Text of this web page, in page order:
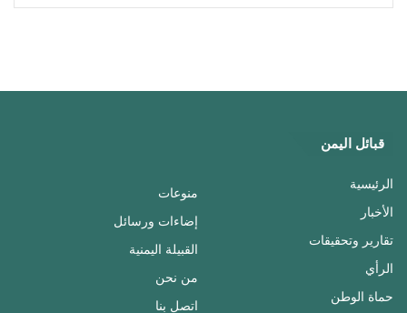
قبائل اليمن
الرئيسية
الأخبار
تقارير وتحقيقات
الرأي
حماة الوطن
منوعات
إضاءات ورسائل
القبيلة اليمنية
من نحن
اتصل بنا